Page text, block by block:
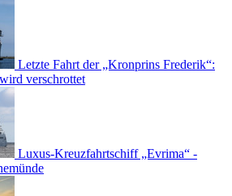
Letzte Fahrt der „Kronprins Frederik“:
verschrottet
Luxus-Kreuzfahrtschiff „Evrima“ -